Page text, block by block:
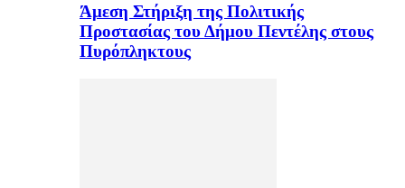
Άμεση Στήριξη της Πολιτικής
Προστασίας του Δήμου Πεντέλης στους
Πυρόπληκτους